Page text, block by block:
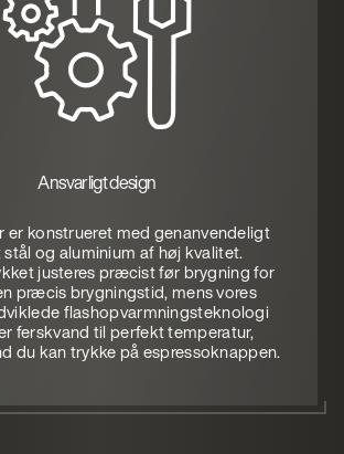
Ansvarligt design
er konstrueret med genanvendeligt
og aluminium af høj kvalitet.
justeres præcist før brygning for
præcis brygningstid, mens vores
flashopvarmningsteknologi
ferskvand til perfekt temperatur,
du kan trykke på espressoknappen.